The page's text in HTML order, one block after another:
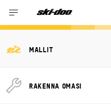
MALLIT
RAKENNA OMASI
EDELLISET